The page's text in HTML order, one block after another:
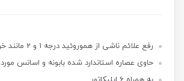
رفع علائم ناشی از هموروئید درجه 1 و 2 مانند خونریزی، سوزش و درد
حاوی عصاره استاندارد شده بابونه و اسانس مورد